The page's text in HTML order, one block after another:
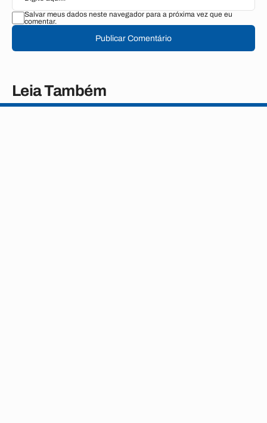
Salvar meus dados neste navegador para a próxima vez que eu
comentar.
Publicar Comentário
Leia Também